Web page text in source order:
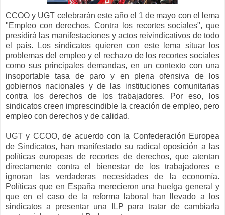
CCOO y UGT celebrarán este año el 1 de mayo con el lema
"Empleo con derechos. Contra los recortes sociales", que
presidirá las manifestaciones y actos reivindicativos de todo
el país. Los sindicatos quieren con este lema situar los
problemas del empleo y el rechazo de los recortes sociales
como sus principales demandas, en un contexto con una
insoportable tasa de paro y en plena ofensiva de los
gobiernos nacionales y de las instituciones comunitarias
contra los derechos de los trabajadores. Por eso, los
sindicatos creen imprescindible la creación de empleo, pero
empleo con derechos y de calidad.
UGT y CCOO, de acuerdo con la Confederación Europea
de Sindicatos, han manifestado su radical oposición a las
políticas europeas de recortes de derechos, que atentan
directamente contra el bienestar de los trabajadores e
ignoran las verdaderas necesidades de la economía.
Políticas que en España merecieron una huelga general y
que en el caso de la reforma laboral han llevado a los
sindicatos a presentar una ILP para tratar de cambiarla